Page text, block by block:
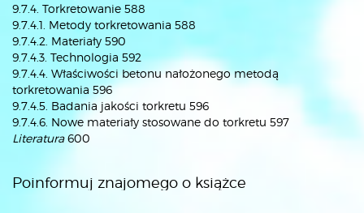
9.7.4. Torkretowanie 588
9.7.4.1. Metody torkretowania 588
9.7.4.2. Materiały 590
9.7.4.3. Technologia 592
9.7.4.4. Właściwości betonu nałożonego metodą
torkretowania 596
9.7.4.5. Badania jakości torkretu 596
9.7.4.6. Nowe materiały stosowane do torkretu 597
Literatura600
Poinformuj znajomego o książce